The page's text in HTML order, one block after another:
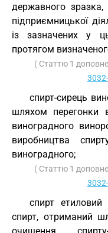
державного зразка,
підприємницької
із зазначених у
протягом
( Статтю 1
спирт-сирець
шляхом перегонки
виноградного
виробництва
виноградного;
( Статтю 1
спирт етиловий
спирт, отриманий